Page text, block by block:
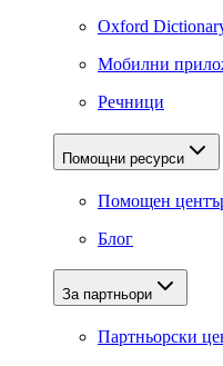
Oxford
Мобилни
Речници
Помощни ресурси
Помощен
Блог
За партньори
Партньорски